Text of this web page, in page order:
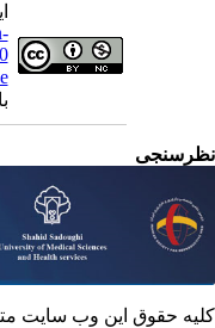
حقوق این وب سایت